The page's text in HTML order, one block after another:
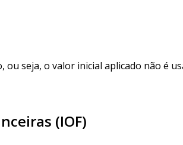
seja, o valor inicial aplicado não é
(IOF)